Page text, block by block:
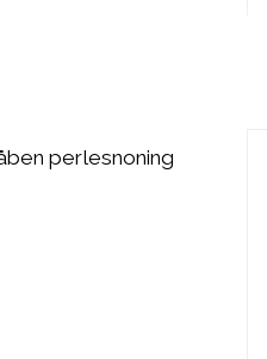
perlesnoning